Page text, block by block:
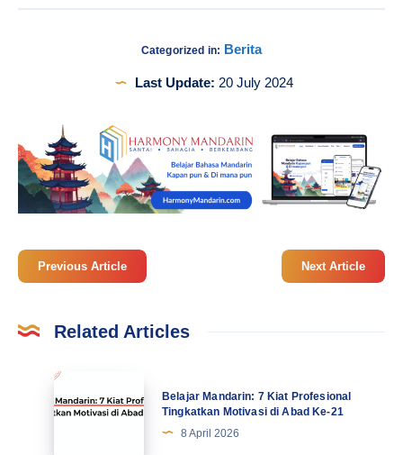
Categorized in: Berita
Last Update: 20 July 2024
Previous Article Next Article
Related Articles
Belajar
Mandarin:
Belajar Mandarin: 7 Kiat Profesional
Tingkatkan Motivasi di Abad Ke-21
8 April 2026